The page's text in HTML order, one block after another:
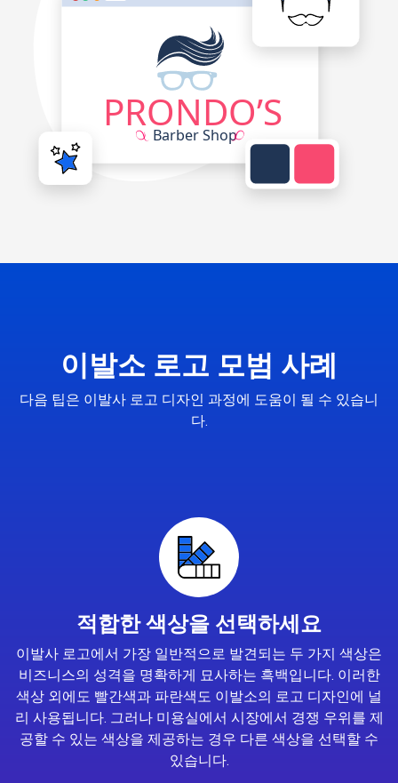
이발소 로고 모범 사례
다음 팁은 이발사 로고 디자인 과정에 도움이 될 수 있습니
다.
적합한 색상을 선택하세요
이발사 로고에서 가장 일반적으로 발견되는 두 가지 색상은
비즈니스의 성격을 명확하게 묘사하는 흑백입니다. 이러한
색상 외에도 빨간색과 파란색도 이발소의 로고 디자인에 널
리 사용됩니다. 그러나 미용실에서 시장에서 경쟁 우위를 제
공할 수 있는 색상을 제공하는 경우 다른 색상을 선택할 수
있습니다.